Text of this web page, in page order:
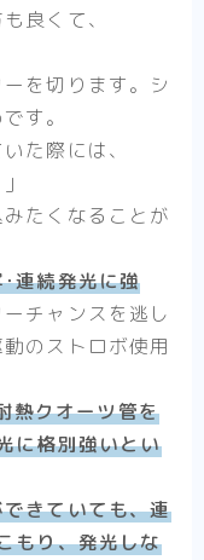
良くて、
を切ります。シ
す。
た際には、
たくなることが
連続発光に強
チャンスを逃し
のストロボ使用
熱クオーツ管を
に格別強いとい
きていても、連
もり、発光しな